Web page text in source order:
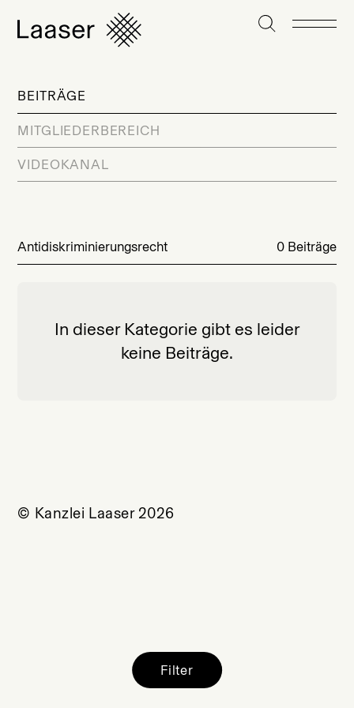
BEITRÄGE
MITGLIEDERBEREICH
VIDEOKANAL
Antidiskriminierungsrecht 0 Beiträge
In dieser Kategorie gibt es leider
keine Beiträge.
Filter
© Kanzlei Laaser 2026